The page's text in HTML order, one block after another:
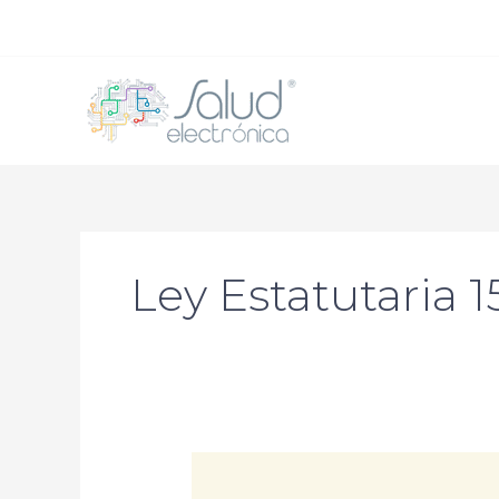
Ley Estatutaria